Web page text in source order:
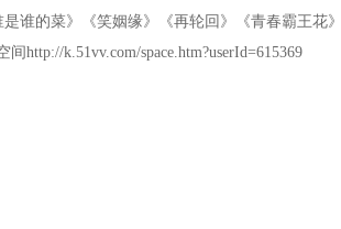
谁的菜》《笑姻缘》《再轮回》《青春霸王花
http://k.51vv.com/space.htm?userId=615369